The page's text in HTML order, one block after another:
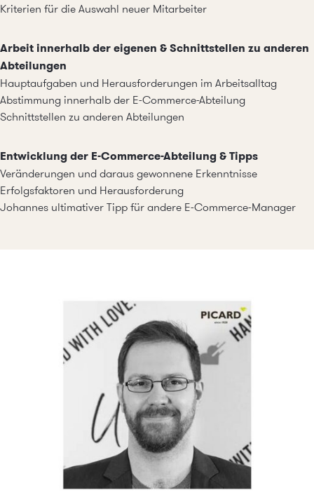
Kriterien für die Auswahl neuer Mitarbeiter
Arbeit innerhalb der eigenen & Schnittstellen zu anderen
Abteilungen
Hauptaufgaben und Herausforderungen im Arbeitsalltag
Abstimmung innerhalb der E-Commerce-Abteilung
Schnittstellen zu anderen Abteilungen
Entwicklung der E-Commerce-Abteilung & Tipps
Veränderungen und daraus gewonnene Erkenntnisse
Erfolgsfaktoren und Herausforderung
Johannes ultimativer Tipp für andere E-Commerce-Manager